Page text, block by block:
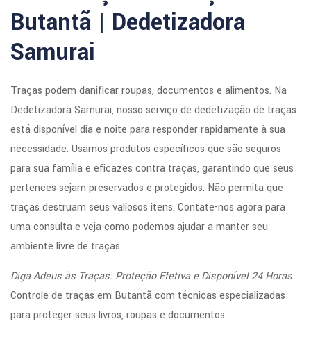
Butantã | Dedetizadora
Samurai
Traças podem danificar roupas, documentos e alimentos. Na
Dedetizadora Samurai, nosso serviço de dedetização de traças
está disponível dia e noite para responder rapidamente à sua
necessidade. Usamos produtos específicos que são seguros
para sua família e eficazes contra traças, garantindo que seus
pertences sejam preservados e protegidos. Não permita que
traças destruam seus valiosos itens. Contate-nos agora para
uma consulta e veja como podemos ajudar a manter seu
ambiente livre de traças.
Diga Adeus às Traças: Proteção Efetiva e Disponível 24 Horas
Controle de traças em Butantã com técnicas especializadas
para proteger seus livros, roupas e documentos.